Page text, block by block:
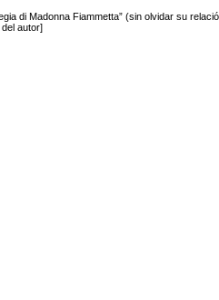
di Madonna Fiammetta” (sin olvidar su
autor]